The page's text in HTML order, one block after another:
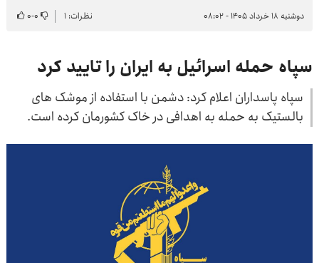
دوشنبه ۱۸ خرداد ۱۴۰۵ - ۰۸:۰۲
نظرات: ۱ ۰-۰
سپاه حمله اسرائیل به ایران را تایید کرد
سپاه پاسداران اعلام کرد: دشمن با استفاده از موشک های
بالستیک به حمله به اهدافی در خاک کشورمان کرده است.